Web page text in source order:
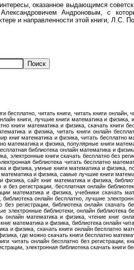
оказанное выдающимся
Андроновым, с
и направленности этой книги, Л.С.
бесплатно, читать книги, читать книги онлайн,
книги, лучшие книги математика и физика,
книги математика и физика, скачать книги
и физика, читать книги онлайн
книг математика и физика, читать бесплатно
математика и физика, популярные книги
библиотека онлайн математика и
электронные книги скачать бесплатно без
библиотека читать бесплатно
и физика, умные книги математика и физика,
и физика, самые лучшие книги
сайт книг математика и физика,
без регистрации, бесплатная онлайн
математика и физика, учебники скачать
онлайн бесплатно, лучшие
регистрации, библиотека онлайн скачать
библиотеки, онлайн библиотека
онлайн математика и физика, чтение книг
математика и физика, библиотека онлайн
и физика, скачать книги онлайн бесплатно
где можно скачать книги бесплатно
читать онлайн бесплатно без регистрации,
электронная библиотека скачать книги